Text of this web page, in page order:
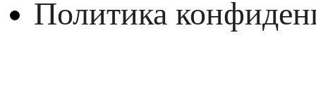
Политика